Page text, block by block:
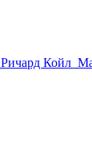
Ричард Койл